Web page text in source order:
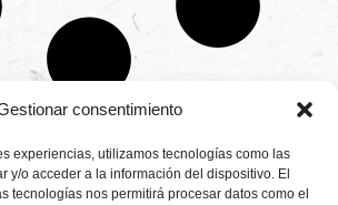
consentimiento
experiencias, utilizamos tecnologías como las
y/o acceder a la información del dispositivo. El
tecnologías nos permitirá procesar datos como el
CONTÁCTANOS
Camino de
Montemayor s/n
Aviso legal